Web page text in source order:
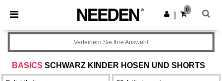
× Needen App
Bessere Preise in der App!
App holen
0
BASICS SCHWARZ KINDER HOSEN UND SHORTS
Verfeinern Sie Ihre Auswahl